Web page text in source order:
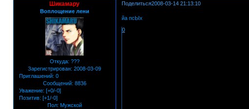
Поделиться2008-03-14 21:13:10
Шикамару
Воплощение лени
Откуда: ???
Зарегистрирован: 2008-03-09
Приглашений: 0
Сообщений: 8836
Уважение: [+0/-0]
Позитив: [+1/-0]
Пол: Мужской
йа псЫх
0